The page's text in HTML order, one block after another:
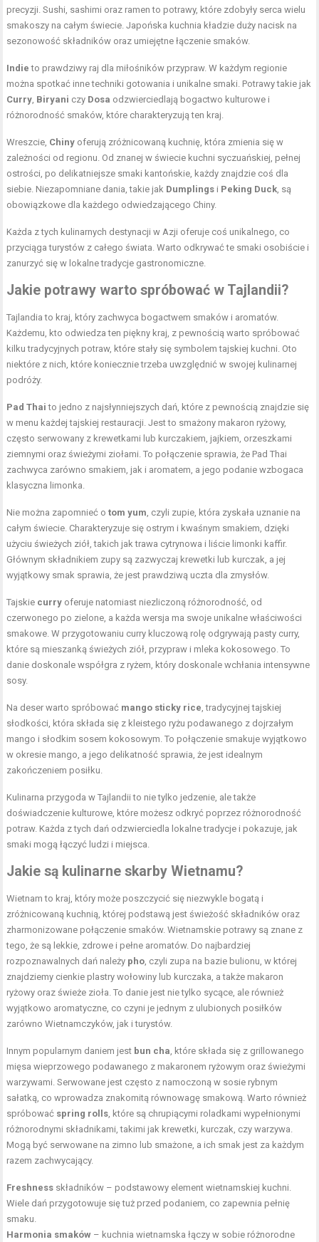
precyzji. Sushi, sashimi oraz ramen to potrawy, które zdobyły serca wielu
smakoszy na całym świecie. Japońska kuchnia kładzie duży nacisk na
sezonowość składników oraz umiejętne łączenie smaków.
Indie to prawdziwy raj dla miłośników przypraw. W każdym regionie
można spotkać inne techniki gotowania i unikalne smaki. Potrawy takie jak
Curry Biryani czy Dosa odzwierciedlają bogactwo kulturowe i
różnorodność smaków, które charakteryzują ten kraj.
Wreszcie, Chiny oferują zróżnicowaną kuchnię, która zmienia się w
zależności od regionu. Od znanej w świecie kuchni syczuańskiej, pełnej
ostrości, po delikatniejsze smaki kantońskie, każdy znajdzie coś dla
siebie. Niezapomniane dania, takie jak Dumplings i Peking Duck , są
obowiązkowe dla każdego odwiedzającego Chiny.
Każda z tych kulinarnych destynacji w Azji oferuje coś unikalnego, co
przyciąga turystów z całego świata. Warto odkrywać te smaki osobiście i
zanurzyć się w lokalne tradycje gastronomiczne.
Jakie potrawy warto spróbować w Tajlandii?
Tajlandia to kraj, który zachwyca bogactwem smaków i aromatów.
Każdemu, kto odwiedza ten piękny kraj, z pewnością warto spróbować
kilku tradycyjnych potraw, które stały się symbolem tajskiej kuchni. Oto
niektóre z nich, które koniecznie trzeba uwzględnić w swojej kulinarnej
podróży.
Pad Thai to jedno z najsłynniejszych dań, które z pewnością znajdzie się
w menu każdej tajskiej restauracji. Jest to smażony makaron ryżowy,
często serwowany z krewetkami lub kurczakiem, jajkiem, orzeszkami
ziemnymi oraz świeżymi ziołami. To połączenie sprawia, że Pad Thai
zachwyca zarówno smakiem, jak i aromatem, a jego podanie wzbogaca
klasyczna limonka.
Nie można zapomnieć otom yum , czyli zupie, która zyskała uznanie na
całym świecie. Charakteryzuje się ostrym i kwaśnym smakiem, dzięki
użyciu świeżych ziół, takich jak trawa cytrynowa i liście limonki kaffir.
Głównym składnikiem zupy są zazwyczaj krewetki lub kurczak, a jej
wyjątkowy smak sprawia, że jest prawdziwą uczta dla zmysłów.
Tajskie curry oferuje natomiast niezliczoną różnorodność, od
czerwonego po zielone, a każda wersja ma swoje unikalne właściwości
smakowe. W przygotowaniu curry kluczową rolę odgrywają pasty curry,
które są mieszanką świeżych ziół, przypraw i mleka kokosowego. To
danie doskonale współgra z ryżem, który doskonale wchłania intensywne
sosy.
Na deser warto spróbować mango sticky rice , tradycyjnej tajskiej
słodkości, która składa się z kleistego ryżu podawanego z dojrzałym
mango i słodkim sosem kokosowym. To połączenie smakuje wyjątkowo
w okresie mango, a jego delikatność sprawia, że jest idealnym
zakończeniem posiłku.
Kulinarna przygoda w Tajlandii to nie tylko jedzenie, ale także
doświadczenie kulturowe, które możesz odkryć poprzez różnorodność
potraw. Każda z tych dań odzwierciedla lokalne tradycje i pokazuje, jak
smaki mogą łączyć ludzi i miejsca.
Jakie są kulinarne skarby Wietnamu?
Wietnam to kraj, który może poszczycić się niezwykle bogatą i
zróżnicowaną kuchnią, której podstawą jest świeżość składników oraz
zharmonizowane połączenie smaków. Wietnamskie potrawy są znane z
tego, że są lekkie, zdrowe i pełne aromatów. Do najbardziej
rozpoznawalnych dań należy pho , czyli zupa na bazie bulionu, w której
znajdziemy cienkie plastry wołowiny lub kurczaka, a także makaron
ryżowy oraz świeże zioła. To danie jest nie tylko sycące, ale również
wyjątkowo aromatyczne, co czyni je jednym z ulubionych posiłków
zarówno Wietnamczyków, jak i turystów.
Innym popularnym daniem jest bun cha , które składa się z grillowanego
mięsa wieprzowego podawanego z makaronem ryżowym oraz świeżymi
warzywami. Serwowane jest często z namoczoną w sosie rybnym
sałatką, co wprowadza znakomitą równowagę smakową. Warto również
spróbować spring rolls , które są chrupiącymi roladkami wypełnionymi
różnorodnymi składnikami, takimi jak krewetki, kurczak, czy warzywa.
Mogą być serwowane na zimno lub smażone, a ich smak jest za każdym
razem zachwycający.
Freshness składników – podstawowy element wietnamskiej kuchni.
Wiele dań przygotowuje się tuż przed podaniem, co zapewnia pełnię
smaku.
Harmonia smaków – kuchnia wietnamska łączy w sobie różnorodne